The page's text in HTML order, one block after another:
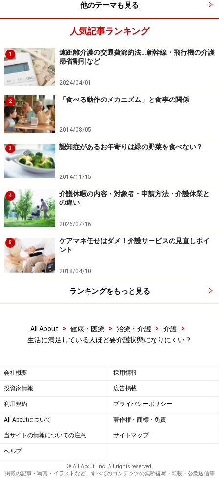
域の清掃ボランティアに参加していたり、孫の世話
をするなども含まれます。身近な友人に愚痴を聞い
てもらったり、逆に相談を受けたりという関係性も
大切な時間です。
※記事内容は執筆時点のものです。最新の内容をご確認くださ
い。
※当サイトにおける医師・医療従事者等による情報の提供は、診
断・治療行為ではありません。診断・治療を必要とする方は、適
切な医療機関での受診をおすすめいたします。記事内容は執筆者
個人の見解によるものであり、全ての方への有効性を保証するも
のではありません。当サイトで提供する情報に基づいて被ったい
かなる損害についても、当社、各ガイド、その他当社と契約した
情報提供者は一切の責任を負いかねます。
免責事項
他のテーマも見る
人気記事ランキング
1
遠距離介護の交通費節約法…新幹線・飛行機の介護
帰省割引など
2024/04/01
2 「食べる動作のメカニズム」と食事の関係
2014/08/05
3 認知症があるお年寄りは緑の野菜を食べない？
2014/11/15
4
介護休暇の内容・対象者・申請方法・介護休業と
の違い
2026/07/16
5
ケアマネ任せはダメ！介護サービスの見直しポイ
ント
2018/04/10
ランキングをもっと見る
All About > 健康・医療 > 治療・介護 > 介護
>
生活に満足している人ほど要介護状態になりにくい？
会社概要 採用情報
投資家情報 広告掲載
利用規約 プライバシーポリシー
All Aboutについて 著作権・商標・免責
当サイトの情報についての注意 サイトマップ
ヘルプ
© All About, Inc. All rights reserved.
掲載の記事・写真・イラストなど、すべてのコンテンツの無断複写・転載・公衆送信等